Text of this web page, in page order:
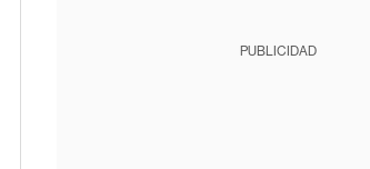
PUBLICIDAD